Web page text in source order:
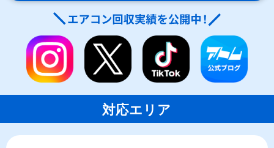
対応エリア